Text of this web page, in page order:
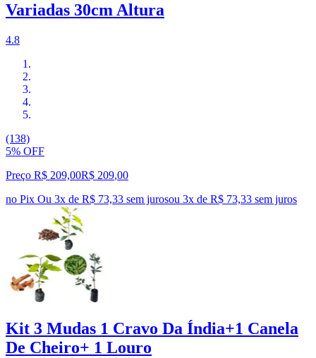
Variadas 30cm Altura
4.8
(138)
5% OFF
Preço R$ 209,00R$ 209,00
no Pix Ou 3x de R$ 73,33 sem jurosou 3x de R$ 73,33 sem juros
Kit 3 Mudas 1 Cravo Da Índia+1 Canela
De Cheiro+ 1 Louro